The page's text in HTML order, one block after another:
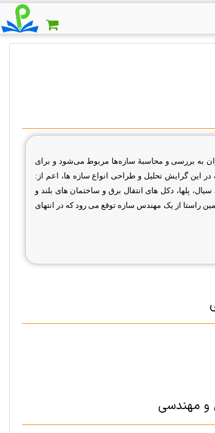
به بررسی و محاسبهٔ سازه‌ها مربوط می‌شود و برای
این گرایش تحلیل و طراحی انواع سازه ها، اعم از:
پلها، دکل های انتقال برق و ساختمان های بلند و
راستا از یک مهندس سازه توقع می رود که در انتهای
و مهندسی